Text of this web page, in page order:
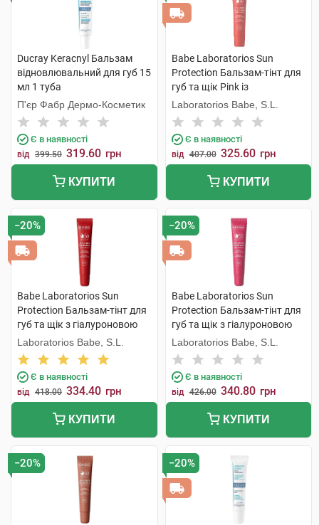
Ducray Keracnyl Бальзам
відновлювальний для губ 15
мл 1 туба
П'єр Фабр Дермо-Косметик
Є в наявності
від 399.50 319.60 грн
КУПИТИ
Babe Laboratorios Sun
Protection Бальзам-тінт для
губ та щік Pink із
гіалуроновою кислотою та
пептидами SPF50 20 мл 1
туба
Laboratorios Babe, S.L.
Є в наявності
від 407.00 325.60 грн
КУПИТИ
−20%
Babe Laboratorios Sun
Protection Бальзам-тінт для
губ та щік з гіалуроновою
кислотою та пептидами SPF
50 Cherry 20 мл 1 туба
Laboratorios Babe, S.L.
Є в наявності
від 418.00 334.40 грн
КУПИТИ
−20%
Babe Laboratorios Sun
Protection Бальзам-тінт для
губ та щік з гіалуроновою
кислотою та пептидами SPF
50 Velvet 20 мл 1 туба
Laboratorios Babe, S.L.
Є в наявності
від 426.00 340.80 грн
КУПИТИ
−20% −20%